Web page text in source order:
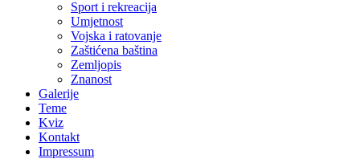
Sport i rekreacija
Umjetnost
Vojska i ratovanje
Zaštićena baština
Zemljopis
Znanost
Galerije
Teme
Kviz
Kontakt
Impressum